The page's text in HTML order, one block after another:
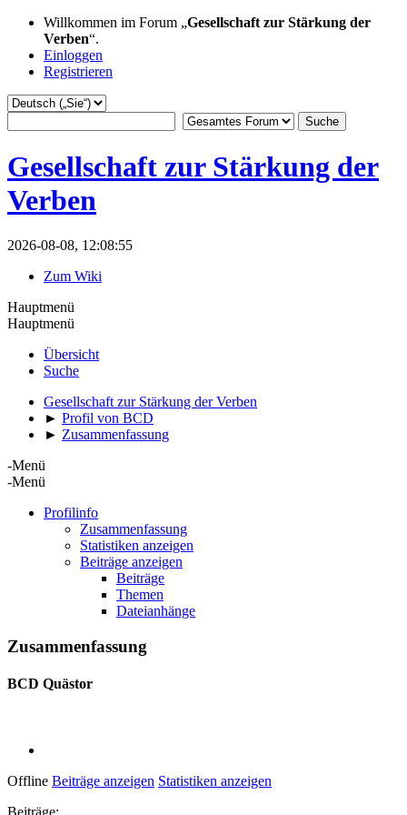
Willkommen im Forum „Gesellschaft zur Stärkung der
Verben“.
Einloggen
Registrieren
Gesellschaft zur Stärkung der
Verben
2026-08-08, 12:08:55
Zum Wiki
Hauptmenü
Hauptmenü
Übersicht
Suche
Gesellschaft zur Stärkung der Verben
► Profil von BCD
► Zusammenfassung
-Menü
-Menü
Profilinfo
Zusammenfassung
Statistiken anzeigen
Beiträge anzeigen
Beiträge
Themen
Dateianhänge
Zusammenfassung
BCD Quästor
Offline Beiträge anzeigen Statistiken anzeigen